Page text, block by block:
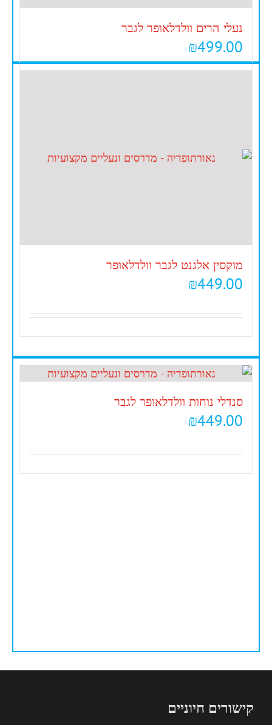
נעלי הרים וולדלאופר לגבר
₪499.00
מוקסין אלגנט לגבר וולדלאופר
₪449.00
סנדלי נוחות וולדלאופר לגבר
₪449.00
קישורים חיוניים